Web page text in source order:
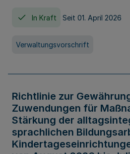
In Kraft Seit 01. April 2026
Verwaltungsvorschrift
Richtlinie zur
Zuwendungen für
Stärkung der
sprachlichen